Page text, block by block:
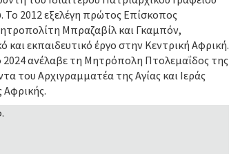
Το 2012 εξελέγη πρώτος Επίσκοπος
Μπραζαβίλ και Γκαμπόν,
εκπαιδευτικό έργο στην Κεντρική Αφρική.
2024 ανέλαβε τη Μητρόπολη Πτολεμαΐδος της
του Αρχιγραμματέα της Αγίας και Ιεράς
Αφρικής.